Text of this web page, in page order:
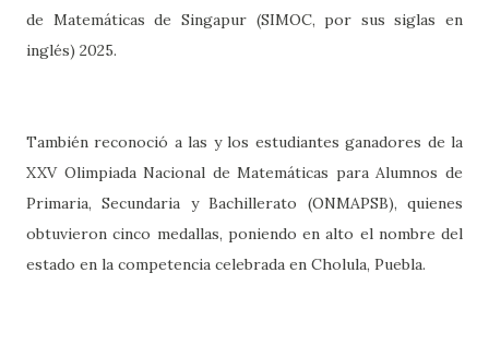
de Matemáticas de Singapur (SIMOC, por sus siglas en
inglés) 2025.
También reconoció a las y los estudiantes ganadores de la
XXV Olimpiada Nacional de Matemáticas para Alumnos de
Primaria, Secundaria y Bachillerato (ONMAPSB), quienes
obtuvieron cinco medallas, poniendo en alto el nombre del
estado en la competencia celebrada en Cholula, Puebla.